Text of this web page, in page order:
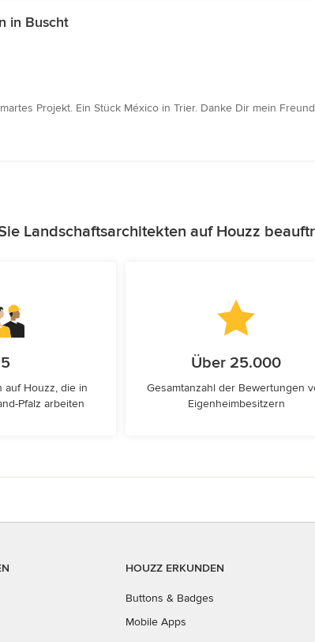
in Buscht
Projekt. Ein Stück México in Trier. Danke Dir mein
Landschaftsarchitekten auf Houzz
5
auf Houzz, die in
Pfalz arbeiten
Über 25.000
Gesamtanzahl der Bewertungen
Eigenheimbesitzern
HOUZZ ERKUNDEN
Buttons & Badges
Mobile Apps